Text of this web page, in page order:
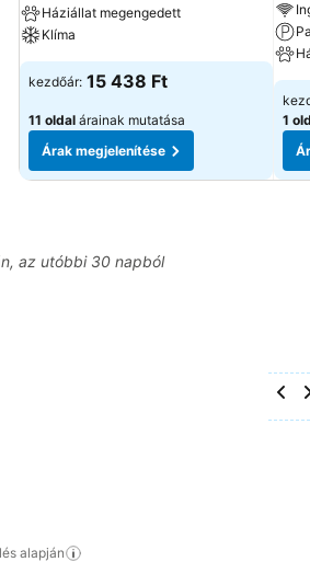
Háziállat megengedett
Klíma
kezdőár: 15 438 Ft
11 oldal árainak mutatása
Árak megjelenítése
1
az utóbbi 30 napból
alapján